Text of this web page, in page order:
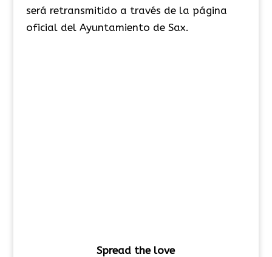
será retransmitido a través de la página
oficial del Ayuntamiento de Sax.
Spread the love